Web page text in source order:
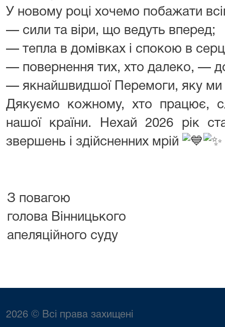
У новому році хочемо побажати
— сили та віри, що ведуть вперед;
— тепла в домівках і спокою в
— повернення тих, хто далеко, —
— якнайшвидшої Перемоги, яку
Дякуємо кожному, хто працює,
нашої країни. Нехай 2026 рік
звершень і здійсненних мрій
З повагою
голова Вінницького
апеляційного суду
2026 © Всі права захищені